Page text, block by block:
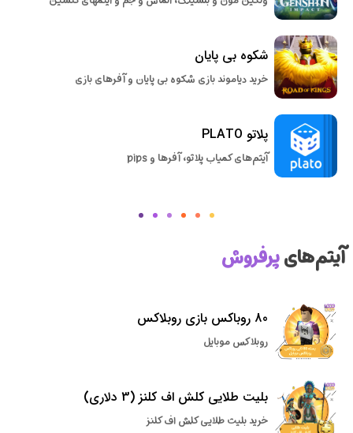
شکوه بی پایان
خرید دیاموند بازی شکوه بی پایان و آفرهای بازی
پلاتو PLATO
آیتم‌های کمیاب پلاتو، آفرها و pips
آیتم‌هایپرفروش
80 روباکس بازی روبلاکس
روبلاکس موبایل
بلیت طلایی کلش اف کلنز (3 دلاری)
خرید بلیت طلایی کلش اف کلنز